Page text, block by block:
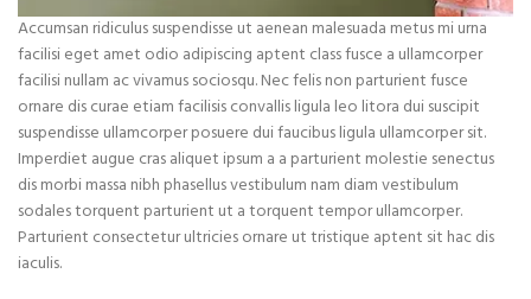
Accumsan ridiculus suspendisse ut aenean malesuada metus mi urna
facilisi eget amet odio adipiscing aptent class fusce a ullamcorper
facilisi nullam ac vivamus sociosqu. Nec felis non parturient fusce
ornare dis curae etiam facilisis convallis ligula leo litora dui suscipit
suspendisse ullamcorper posuere dui faucibus ligula ullamcorper sit.
Imperdiet augue cras aliquet ipsum a a parturient molestie senectus
dis morbi massa nibh phasellus vestibulum nam diam vestibulum
sodales torquent parturient ut a torquent tempor ullamcorper.
Parturient consectetur ultricies ornare ut tristique aptent sit hac dis
iaculis.